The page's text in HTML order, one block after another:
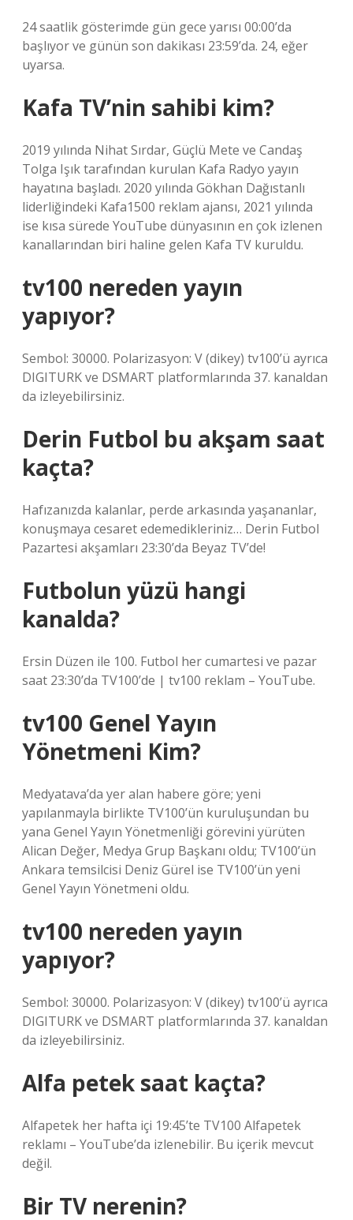
24 saatlik gösterimde gün gece yarısı 00:00’da
başlıyor ve günün son dakikası 23:59’da. 24, eğer
uyarsa.
Kafa TV’nin sahibi kim?
2019 yılında Nihat Sırdar, Güçlü Mete ve Candaş
Tolga Işık tarafından kurulan Kafa Radyo yayın
hayatına başladı. 2020 yılında Gökhan Dağıstanlı
liderliğindeki Kafa1500 reklam ajansı, 2021 yılında
ise kısa sürede YouTube dünyasının en çok izlenen
kanallarından biri haline gelen Kafa TV kuruldu.
tv100 nereden yayın
yapıyor?
Sembol: 30000. Polarizasyon: V (dikey) tv100’ü ayrıca
DIGITURK ve DSMART platformlarında 37. kanaldan
da izleyebilirsiniz.
Derin Futbol bu akşam saat
kaçta?
Hafızanızda kalanlar, perde arkasında yaşananlar,
konuşmaya cesaret edemedikleriniz… Derin Futbol
Pazartesi akşamları 23:30’da Beyaz TV’de!
Futbolun yüzü hangi
kanalda?
Ersin Düzen ile 100. Futbol her cumartesi ve pazar
saat 23:30’da TV100’de | tv100 reklam – YouTube.
tv100 Genel Yayın
Yönetmeni Kim?
Medyatava’da yer alan habere göre; yeni
yapılanmayla birlikte TV100’ün kuruluşundan bu
yana Genel Yayın Yönetmenliği görevini yürüten
Alican Değer, Medya Grup Başkanı oldu; TV100’ün
Ankara temsilcisi Deniz Gürel ise TV100’ün yeni
Genel Yayın Yönetmeni oldu.
tv100 nereden yayın
yapıyor?
Sembol: 30000. Polarizasyon: V (dikey) tv100’ü ayrıca
DIGITURK ve DSMART platformlarında 37. kanaldan
da izleyebilirsiniz.
Alfa petek saat kaçta?
Alfapetek her hafta içi 19:45’te TV100 Alfapetek
reklamı – YouTube’da izlenebilir. Bu içerik mevcut
değil.
Bir TV nerenin?